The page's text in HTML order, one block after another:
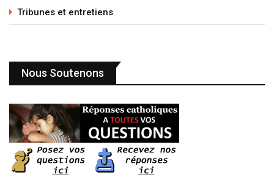
Tribunes et entretiens
Nous Soutenons